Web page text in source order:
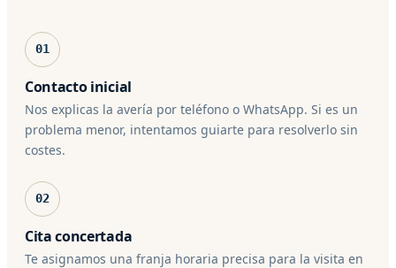
01
Contacto inicial
Nos explicas la avería por teléfono o WhatsApp. Si es un
problema menor, intentamos guiarte para resolverlo sin
costes.
02
Cita concertada
Te asignamos una franja horaria precisa para la visita en